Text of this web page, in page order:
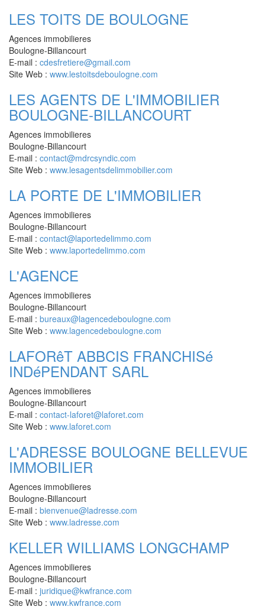
LES TOITS DE BOULOGNE
Agences immobilieres
Boulogne-Billancourt
E-mail : cdesfretiere@gmail.com
Site Web : www.lestoitsdeboulogne.com
LES AGENTS DE L'IMMOBILIER
BOULOGNE-BILLANCOURT
Agences immobilieres
Boulogne-Billancourt
E-mail : contact@mdrcsyndic.com
Site Web : www.lesagentsdelimmobilier.com
LA PORTE DE L'IMMOBILIER
Agences immobilieres
Boulogne-Billancourt
E-mail : contact@laportedelimmo.com
Site Web : www.laportedelimmo.com
L'AGENCE
Agences immobilieres
Boulogne-Billancourt
E-mail : bureaux@lagencedeboulogne.com
Site Web : www.lagencedeboulogne.com
LAFORêT ABBCIS FRANCHISé
INDéPENDANT SARL
Agences immobilieres
Boulogne-Billancourt
E-mail : contact-laforet@laforet.com
Site Web : www.laforet.com
L'ADRESSE BOULOGNE BELLEVUE
IMMOBILIER
Agences immobilieres
Boulogne-Billancourt
E-mail : bienvenue@ladresse.com
Site Web : www.ladresse.com
KELLER WILLIAMS LONGCHAMP
Agences immobilieres
Boulogne-Billancourt
E-mail : juridique@kwfrance.com
Site Web : www.kwfrance.com